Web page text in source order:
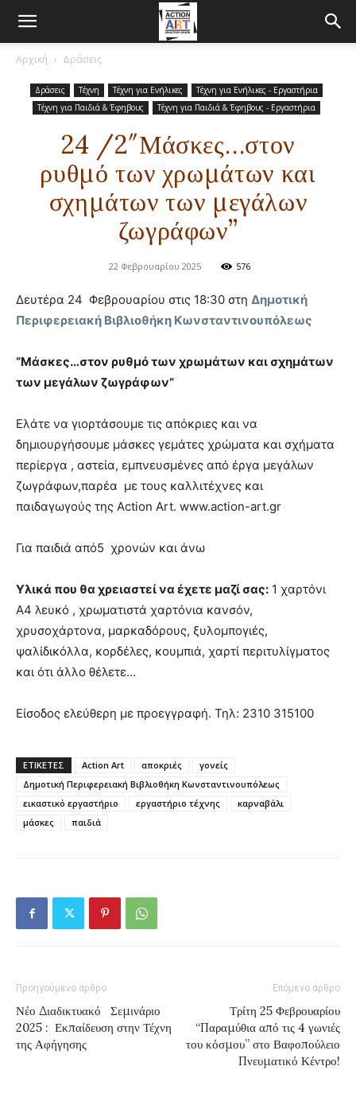
Αρχική Δράσεις
Δράσεις Τέχνη Τέχνη για Ενήλικες
Τέχνη για Ενήλικες - Εργαστήρια
Τέχνη για Παιδιά & Έφηβους
Τέχνη για Παιδιά & Έφηβους - Εργαστήρια
24 /2″Μάσκες…στον
ρυθμό των χρωμάτων και
σχημάτων των μεγάλων
ζωγράφων”
22 Φεβρουαρίου 2025 576
Δευτέρα 24 Φεβρουαρίου στις 18:30 στη Δημοτική
Περιφερειακή Βιβλιοθήκη Κωνσταντινουπόλεως
“Μάσκες…στον ρυθμό των χρωμάτων και σχημάτων
των μεγάλων ζωγράφων”
Ελάτε να γιορτάσουμε τις απόκριες και να
δημιουργήσουμε μάσκες γεμάτες χρώματα και σχήματα
περίεργα , αστεία, εμπνευσμένες από έργα μεγάλων
ζωγράφων,παρέα με τους καλλιτέχνες και
παιδαγωγούς της Αction Art. www.action-art.gr
Για παιδιά από5 χρονών και άνω
Υλικά που θα χρειαστεί να έχετε μαζί σας: 1 χαρτόνι
Α4 λευκό , χρωματιστά χαρτόνια κανσόν,
χρυσοχάρτονα, μαρκαδόρους, ξυλομπογιές,
ψαλίδικόλλα, κορδέλες, κουμπιά, χαρτί περιτυλίγματος
και ότι άλλο θέλετε…
Είσοδος ελεύθερη με προεγγραφή. Τηλ: 2310 315100
ΕΤΙΚΕΤΕΣ Action Art αποκριές
γονείς
Δημοτική Περιφερειακή Βιβλιοθήκη Κωνσταντινουπόλεως
εικαστικό εργαστήριο
εργαστήριο τέχνης
καρναβάλι
μάσκες
παιδιά
Προηγούμενο άρθρο
Νέο Διαδικτυακό Σεμινάριο
2025 : Εκπαίδευση στην Τέχνη
της Αφήγησης
Επόμενο άρθρο
Τρίτη 25 Φεβρουαρίου
“Παραμύθια από τις 4 γωνιές
του κόσμου” στο Βαφοπούλειο
Πνευματικό Κέντρο!